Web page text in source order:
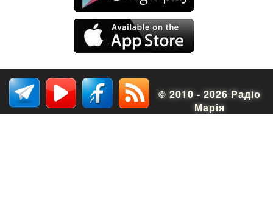
© 2010 - 2026 Радіо
Марія